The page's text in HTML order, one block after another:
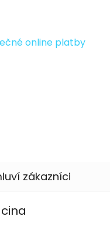
online platby
je 5 z 5 hvězdiček.